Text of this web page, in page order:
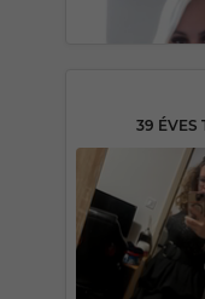
39 ÉVES